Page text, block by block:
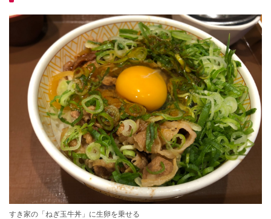
すき家の「ねぎ玉牛丼」に生卵を乗せる